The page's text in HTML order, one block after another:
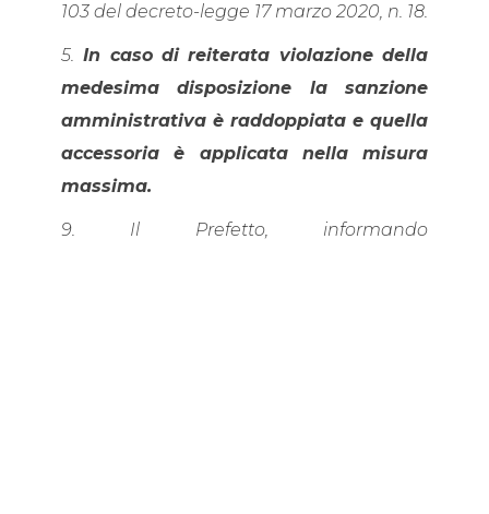
103 del decreto-legge 17 marzo 2020, n. 18.
5. In caso di reiterata violazione della
medesima disposizione la sanzione
amministrativa è raddoppiata e quella
accessoria è applicata nella misura
massima.
9. Il Prefetto, informando